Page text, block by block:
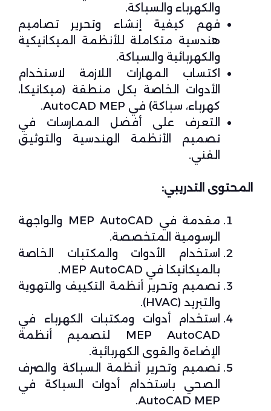
والكهرباء والسباكة.
فهم كيفية إنشاء وتحرير تصاميم
هندسية متكاملة للأنظمة الميكانيكية
والكهربائية والسباكة.
اكتساب المهارات اللازمة لاستخدام
الأدوات الخاصة بكل منطقة (ميكانيكا،
كهرباء، سباكة) في AutoCAD MEP.
التعرف على أفضل الممارسات في
تصميم الأنظمة الهندسية والتوثيق
الفني.
المحتوى التدريبي:
مقدمة في MEP AutoCAD والواجهة
الرسومية المتخصصة.
استخدام الأدوات والمكتبات الخاصة
بالميكانيكا في MEP AutoCAD.
تصميم وتحرير أنظمة التكييف والتهوية
والتبريد (HVAC).
استخدام أدوات ومكتبات الكهرباء في
MEP AutoCAD لتصميم أنظمة
الإضاءة والقوى الكهربائية.
تصميم وتحرير أنظمة السباكة والصرف
الصحي باستخدام أدوات السباكة في
AutoCAD MEP.